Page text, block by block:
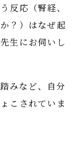
反応（腎経、
？）はなぜ起
生にお伺いし
みなど、自分
こされていま